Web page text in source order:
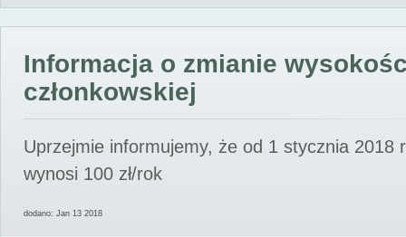
Informacja o zmianie
członkowskiej
Uprzejmie informujemy, że od 1 stycznia 2018
wynosi 100 zł/rok
dodano: Jan 13 2018